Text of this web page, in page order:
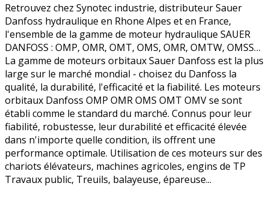
Retrouvez chez Synotec industrie, distributeur Sauer
Danfoss hydraulique en Rhone Alpes et en France,
l'ensemble de la gamme de moteur hydraulique SAUER
DANFOSS : OMP, OMR, OMT, OMS, OMR, OMTW, OMSS…
La gamme de moteurs orbitaux Sauer Danfoss est la plus
large sur le marché mondial - choisez du Danfoss la
qualité, la durabilité, l'efficacité et la fiabilité. Les moteurs
orbitaux Danfoss OMP OMR OMS OMT OMV se sont
établi comme le standard du marché. Connus pour leur
fiabilité, robustesse, leur durabilité et efficacité élevée
dans n'importe quelle condition, ils offrent une
performance optimale. Utilisation de ces moteurs sur des
chariots élévateurs, machines agricoles, engins de TP
Travaux public, Treuils, balayeuse, épareuse...